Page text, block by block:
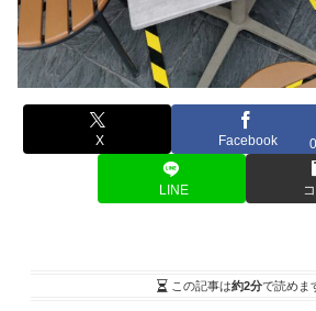
X Facebook 0
LINE
この記事は約2分で読めま